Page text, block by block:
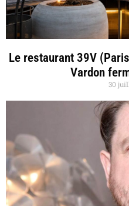
Le restaurant 39V
Vardon
30